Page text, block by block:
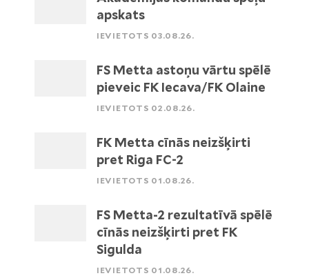
apskats
IEVIETOTS 03.08.26.
FS Metta astoņu vārtu spēlē
pieveic FK Iecava/FK Olaine
IEVIETOTS 02.08.26.
FK Metta cīnās neizšķirti
pret Riga FC-2
IEVIETOTS 01.08.26.
FS Metta-2 rezultatīvā spēlē
cīnās neizšķirti pret FK
Sigulda
IEVIETOTS 01.08.26.